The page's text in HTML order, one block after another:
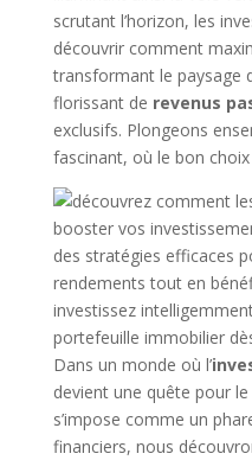
scrutant l’horizon, les
découvrir comment
transformant le paysage
florissant de revenus
exclusifs. Plongeons
fascinant, où le bon
Dans un monde où l’
devient une quête pour le
s’impose comme un
financiers, nous